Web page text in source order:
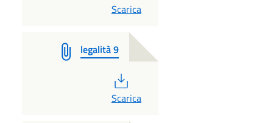
PDF
Scarica
legalità 9
PDF
Scarica